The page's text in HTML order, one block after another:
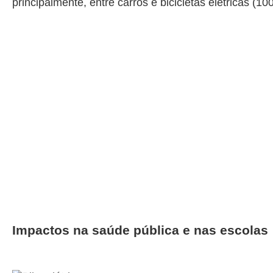
principalmente, entre carros e bicicletas elétricas
Impactos na saúde pública e nas escolas